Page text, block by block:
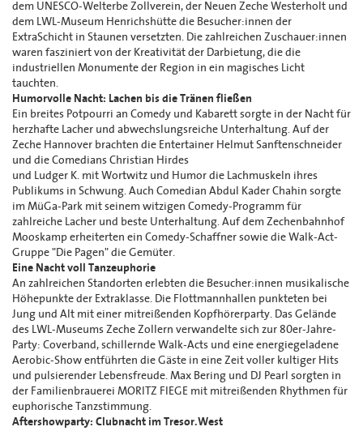
dem UNESCO-Welterbe Zollverein, der Neuen Zeche Westerholt und
dem LWL-Museum Henrichshütte die Besucher:innen der
ExtraSchicht in Staunen versetzten. Die zahlreichen Zuschauer:innen
waren fasziniert von der Kreativität der Darbietung, die die
industriellen Monumente der Region in ein magisches Licht
tauchten.
Humorvolle Nacht: Lachen bis die Tränen fließen
Ein breites Potpourri an Comedy und Kabarett sorgte in der Nacht für
herzhafte Lacher und abwechslungsreiche Unterhaltung. Auf der
Zeche Hannover brachten die Entertainer Helmut Sanftenschneider
und die Comedians Christian Hirdes
und Ludger K. mit Wortwitz und Humor die Lachmuskeln ihres
Publikums in Schwung. Auch Comedian Abdul Kader Chahin sorgte
im MüGa-Park mit seinem witzigen Comedy-Programm für
zahlreiche Lacher und beste Unterhaltung. Auf dem Zechenbahnhof
Mooskamp erheiterten ein Comedy-Schaffner sowie die Walk-Act-
Gruppe "Die Pagen" die Gemüter.
Eine Nacht voll Tanzeuphorie
An zahlreichen Standorten erlebten die Besucher:innen musikalische
Höhepunkte der Extraklasse. Die Flottmannhallen punkteten bei
Jung und Alt mit einer mitreißenden Kopfhörerparty. Das Gelände
des LWL-Museums Zeche Zollern verwandelte sich zur 80er-Jahre-
Party: Coverband, schillernde Walk-Acts und eine energiegeladene
Aerobic-Show entführten die Gäste in eine Zeit voller kultiger Hits
und pulsierender Lebensfreude. Max Bering und DJ Pearl sorgten in
der Familienbrauerei MORITZ FIEGE mit mitreißenden Rhythmen für
euphorische Tanzstimmung.
Aftershowparty: Clubnacht im Tresor.West